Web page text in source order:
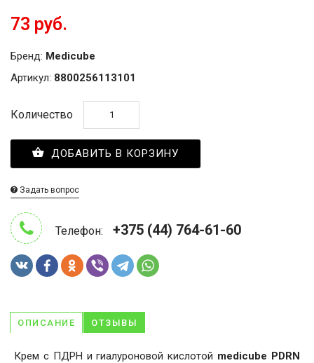
73 руб.
Бренд: Medicube
Артикул: 8800256113101
Количество
ДОБАВИТЬ В КОРЗИНУ
Задать вопрос
Телефон: +375 (44) 764-61-60
ОПИСАНИЕ ОТЗЫВЫ
Крем с ПДРН и гиалуроновой кислотой medicube PDRN